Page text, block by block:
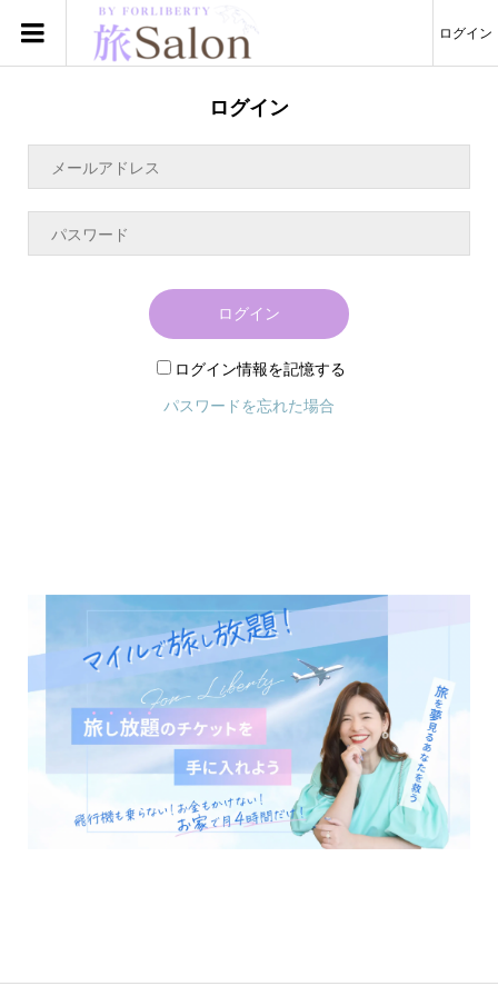
ログイン
ログイン
ログイン
ログイン情報を記憶する
パスワードを忘れた場合